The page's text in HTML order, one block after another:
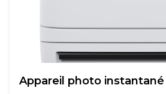
Appareil photo instantané